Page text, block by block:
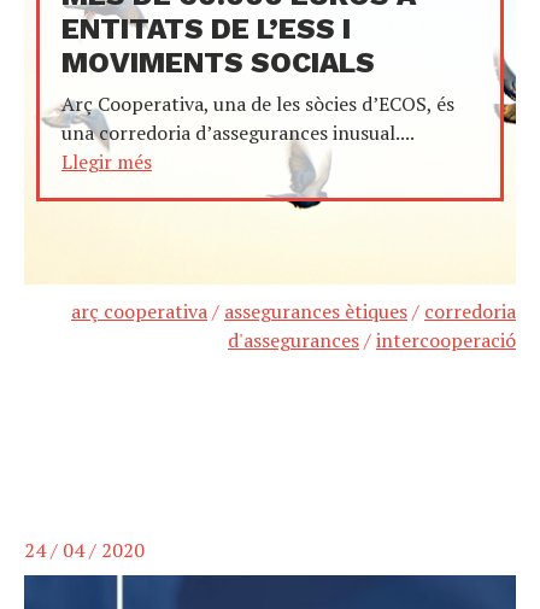
ENTITATS DE L’ESS I
MOVIMENTS SOCIALS
Arç Cooperativa, una de les sòcies d’ECOS, és
una corredoria d’assegurances inusual....
Llegir més
arç cooperativa/ assegurances ètiques/ corredoria
d'assegurances/intercooperació
24 / 04 / 2020